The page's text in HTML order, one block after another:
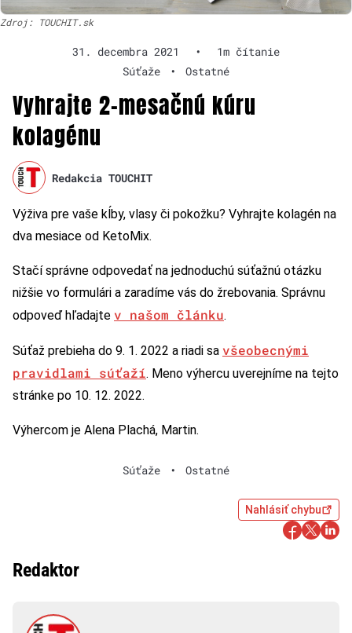
Zdroj: TOUCHIT.sk
31. decembra 2021 •
1m čítanie
Súťaže
• Ostatné
Vyhrajte 2-mesačnú kúru
kolagénu
Redakcia TOUCHIT
Výživa pre vaše kĺby, vlasy či pokožku? Vyhrajte kolagén na
dva mesiace od KetoMix.
Stačí správne odpovedať na jednoduchú súťažnú otázku
nižšie vo formulári a zaradíme vás do žrebovania. Správnu
odpoveď hľadajte v našom článku.
Súťaž prebieha do 9. 1. 2022 a riadi sa všeobecnými
pravidlami súťaží. Meno výhercu uverejníme na tejto
stránke po 10. 12. 2022.
Výhercom je Alena Plachá, Martin.
Súťaže • Ostatné
Nahlásiť chybu
Redaktor